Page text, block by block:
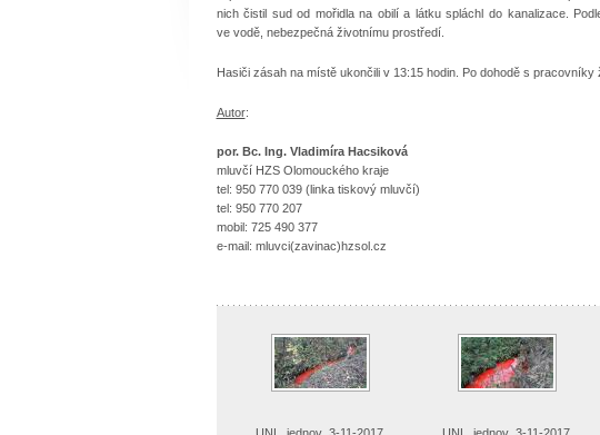
nich čistil sud od mořidla na obilí a látku spláchl do kanalizace.
ve vodě, nebezpečná životnímu prostředí.
Hasiči zásah na místě ukončili v 13:15 hodin. Po dohodě s
Autor:
por. Bc. Ing. Vladimíra Hacsiková
mluvčí HZS Olomouckého kraje
tel: 950 770 039 (linka tiskový mluvčí)
tel: 950 770 207
mobil: 725 490 377
e-mail: mluvci(zavinac)hzsol.cz